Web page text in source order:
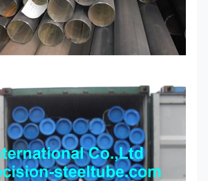
16 20 25
50
मोटाई खरीदार और निर्माता के बीच समझौते पर
के लिए, जिसमें लंबाई की इकाई के लिए द्रव्यमान
के परिशिष्ट बी देखेंः1982